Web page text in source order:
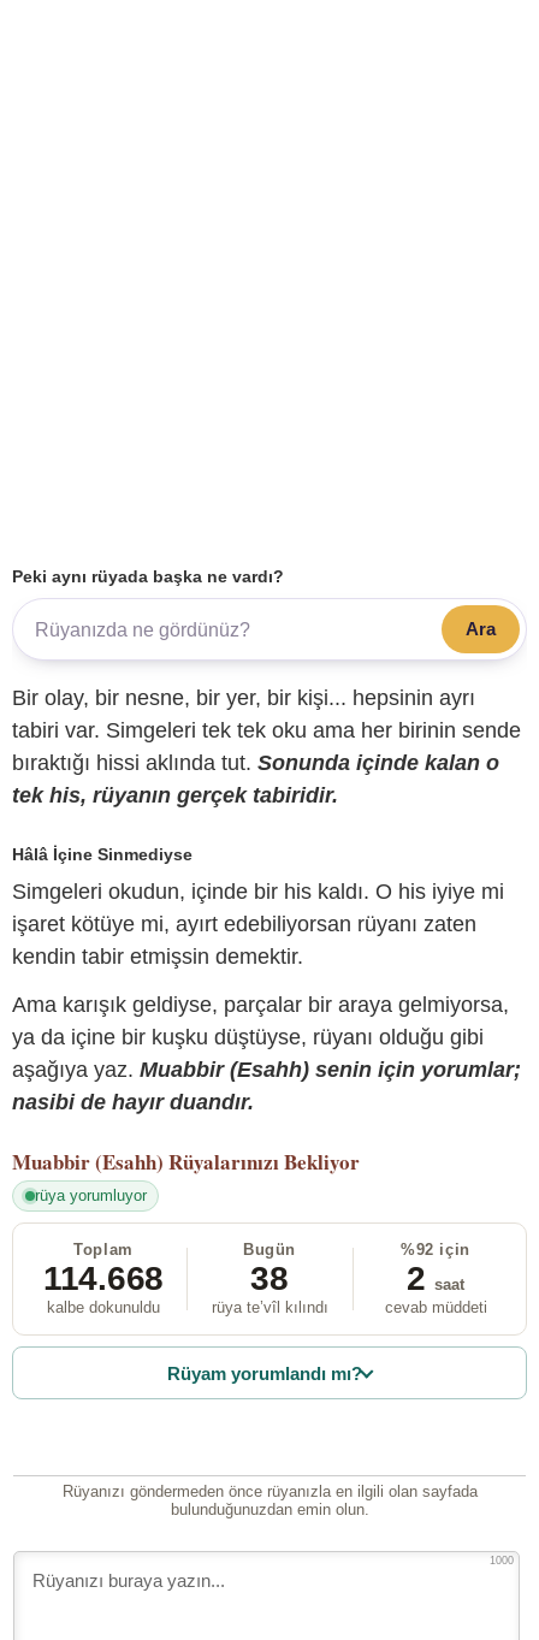
Peki aynı rüyada başka ne vardı?
Ara
Bir olay, bir nesne, bir yer, bir kişi... hepsinin ayrı
tabiri var. Simgeleri tek tek oku ama her birinin sende
bıraktığı hissi aklında tut. Sonunda içinde kalan o
tek his, rüyanın gerçek tabiridir.
Hâlâ İçine Sinmediyse
Simgeleri okudun, içinde bir his kaldı. O his iyiye mi
işaret kötüye mi, ayırt edebiliyorsan rüyanı zaten
kendin tabir etmişsin demektir.
Ama karışık geldiyse, parçalar bir araya gelmiyorsa,
ya da içine bir kuşku düştüyse, rüyanı olduğu gibi
aşağıya yaz. Muabbir (Esahh) senin için yorumlar;
nasibi de hayır duandır.
Muabbir (Esahh) Rüyalarınızı Bekliyor
rüya yorumluyor
Toplam
114.668
kalbe dokunuldu
Bugün
38
rüya te’vîl kılındı
%92 için
2 saat
cevab müddeti
Rüyam yorumlandı mı?
Rüyanızı göndermeden önce rüyanızla en ilgili olan sayfada
bulunduğunuzdan emin olun.
1000